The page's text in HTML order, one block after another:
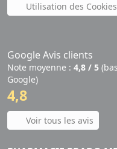
Utilisation des Cookies
Google Avis clients
Note moyenne : 4,8 / 5
Google)
4,8
Voir tous les avis